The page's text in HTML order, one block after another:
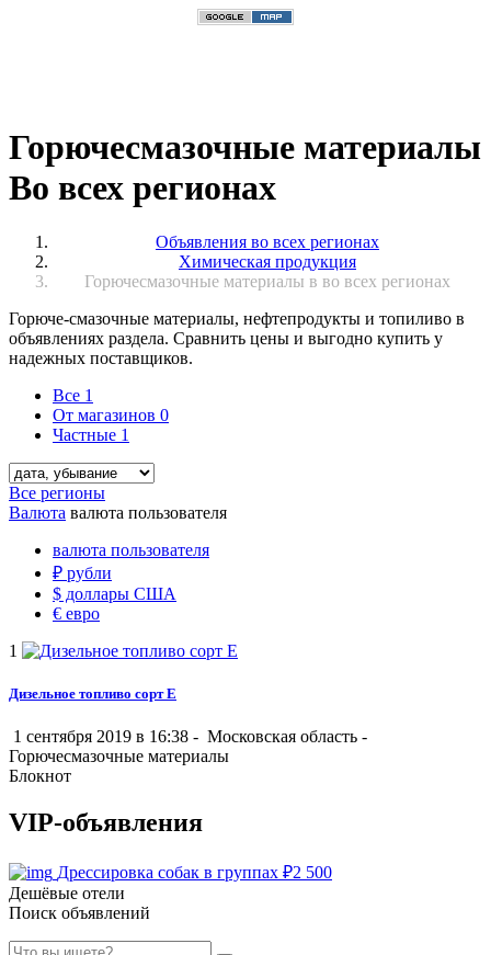
Горючесмазочные материалы
Во всех регионах
Объявления во всех регионах
Химическая продукция
Горючесмазочные материалы в во всех регионах
Горюче-смазочные материалы, нефтепродукты и топиливо в
объявлениях раздела. Сравнить цены и выгодно купить у
надежных поставщиков.
Все 1
От магазинов 0
Частные 1
Все регионы
Валюта валюта пользователя
валюта пользователя
₽ рубли
$ доллары США
€ евро
1
Дизельное топливо сорт Е
1 сентября 2019 в 16:38 - Московская область -
Горючесмазочные материалы
Блокнот
VIP-объявления
Дрессировка собак в группах ₽2 500
Дешёвые отели
Поиск объявлений